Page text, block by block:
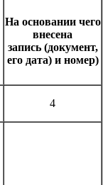
На основании чего
внесена
запись (документ,
его дата) и номер)
4